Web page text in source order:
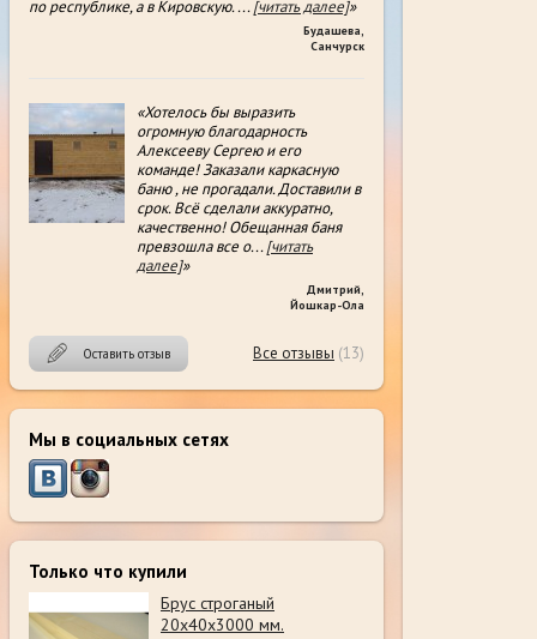
по республике, а в Кировскую....[читать далее]»
Будашева
Санчурск
«Хотелось бы выразить
огромную благодарность
Алексееву Сергею и его
команде! Заказали каркасную
баню , не прогадали. Доставили в
срок. Всё сделали аккуратно,
качественно! Обещанная баня
превзошла все о...[читать
далее]»
Дмитрий
Йошкар-Ола
Оставить отзыв Все отзывы (13)
Мы в социальных сетях
Только что купили
Брус строганый
20х40х3000 мм.